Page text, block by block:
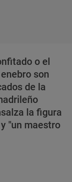
o el
son
de la
la figura
"un maestro